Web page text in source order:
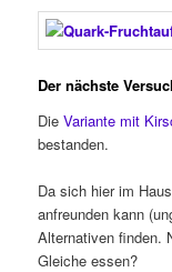
Der nächste
DieVariante mit
bestanden.
Da sich hier im
anfreunden kann
Alternativen finden.
Gleiche essen?